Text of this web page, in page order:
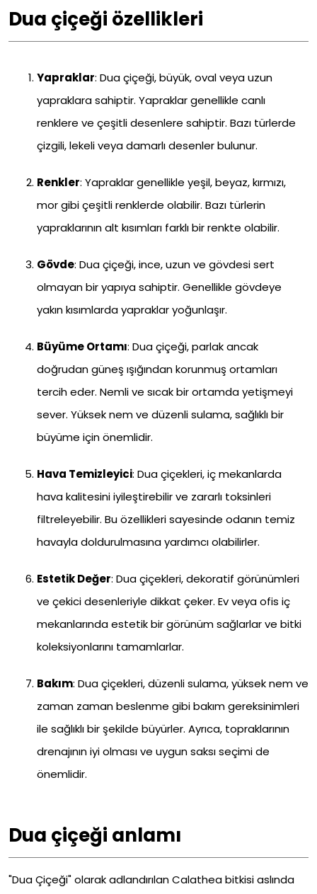
Dua çiçeği özellikleri
Yapraklar: Dua çiçeği, büyük, oval veya uzun
yapraklara sahiptir. Yapraklar genellikle canlı
renklere ve çeşitli desenlere sahiptir. Bazı türlerde
çizgili, lekeli veya damarlı desenler bulunur.
Renkler: Yapraklar genellikle yeşil, beyaz, kırmızı,
mor gibi çeşitli renklerde olabilir. Bazı türlerin
yapraklarının alt kısımları farklı bir renkte olabilir.
Gövde: Dua çiçeği, ince, uzun ve gövdesi sert
olmayan bir yapıya sahiptir. Genellikle gövdeye
yakın kısımlarda yapraklar yoğunlaşır.
Büyüme Ortamı: Dua çiçeği, parlak ancak
doğrudan güneş ışığından korunmuş ortamları
tercih eder. Nemli ve sıcak bir ortamda yetişmeyi
sever. Yüksek nem ve düzenli sulama, sağlıklı bir
büyüme için önemlidir.
Hava Temizleyici: Dua çiçekleri, iç mekanlarda
hava kalitesini iyileştirebilir ve zararlı toksinleri
filtreleyebilir. Bu özellikleri sayesinde odanın temiz
havayla doldurulmasına yardımcı olabilirler.
Estetik Değer: Dua çiçekleri, dekoratif görünümleri
ve çekici desenleriyle dikkat çeker. Ev veya ofis iç
mekanlarında estetik bir görünüm sağlarlar ve bitki
koleksiyonlarını tamamlarlar.
Bakım: Dua çiçekleri, düzenli sulama, yüksek nem ve
zaman zaman beslenme gibi bakım gereksinimleri
ile sağlıklı bir şekilde büyürler. Ayrıca, topraklarının
drenajının iyi olması ve uygun saksı seçimi de
önemlidir.
Dua çiçeği anlamı
"Dua Çiçeği" olarak adlandırılan Calathea bitkisi aslında